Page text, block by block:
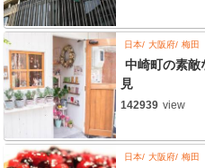
日本 大阪府 梅田
中崎町の素敵
見
142939 view
日本 大阪府 梅田